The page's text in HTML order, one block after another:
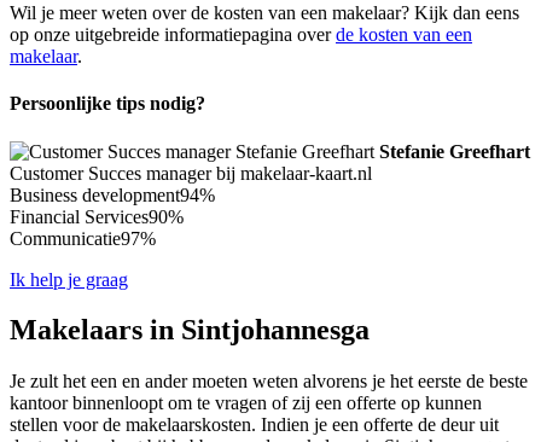
Wil je meer weten over de kosten van een makelaar? Kijk dan eens
op onze uitgebreide informatiepagina overde kosten van een
makelaar.
Persoonlijke tips nodig?
Stefanie Greefhart
Customer Succes manager bij makelaar-kaart.nl
Business development94%
Financial Services90%
Communicatie97%
Ik help je graag
Makelaars in Sintjohannesga
Je zult het een en ander moeten weten alvorens je het eerste de beste
kantoor binnenloopt om te vragen of zij een offerte op kunnen
stellen voor de makelaarskosten. Indien je een offerte de deur uit